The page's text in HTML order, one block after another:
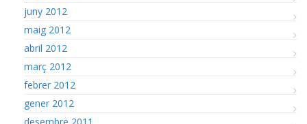
juny 2012
maig 2012
abril 2012
març 2012
febrer 2012
gener 2012
desembre 2011